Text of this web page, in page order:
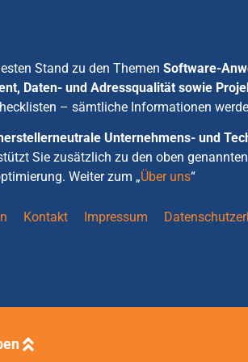
Stand zu den Themen Software-
Daten- und Adressqualität sowie
– sämtliche Informationen
herstellerneutrale Unternehmens- und
Sie zusätzlich zu den oben
Weiter zum „Über uns“
Kontakt Impressum